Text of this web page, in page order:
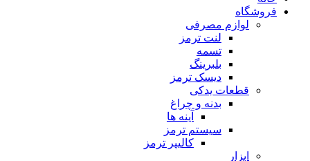
فروشگاه
لوازم مصرفی
لنت ترمز
تسمه
بلبرینگ
دیسک ترمز
قطعات یدکی
بدنه و چراغ
آینه ها
سیستم ترمز
کالیپر ترمز
ابزار